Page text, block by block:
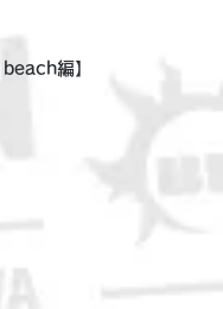
編】